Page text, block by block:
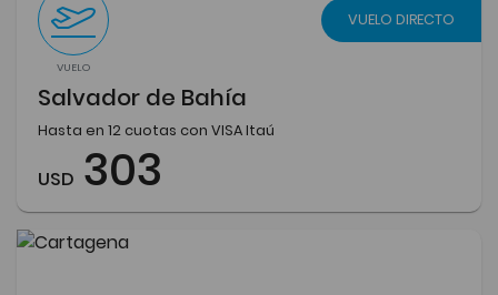
VUELO
VUELO DIRECTO
Salvador de Bahía
Hasta en 12 cuotas con VISA Itaú
USD 303